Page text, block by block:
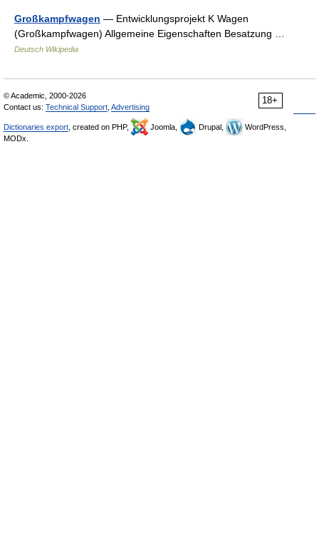
Großkampfwagen — Entwicklungsprojekt K Wagen
(Großkampfwagen) Allgemeine Eigenschaften Besatzung …
Deutsch Wikipedia
18+
© Academic, 2000-2026
Contact us: Technical Support Advertising
Dictionaries export , created on PHP, Joomla, Drupal,
WordPress,
MODx.